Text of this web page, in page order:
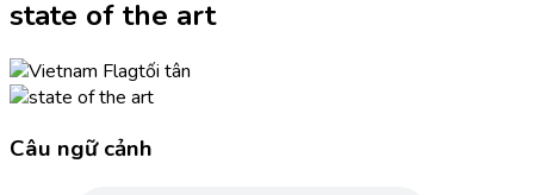
state of the art
tối tân
Câu ngữ cảnh